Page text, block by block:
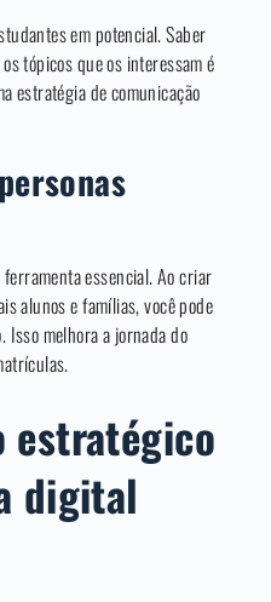
em potencial. Saber
tópicos que os interessam é
estratégia de comunicação
essencial. Ao criar
alunos e famílias, você pode
Isso melhora a jornada do
estratégico
digital